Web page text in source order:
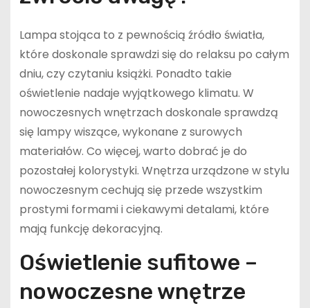
Lampa stojąca to z pewnością źródło światła,
które doskonale sprawdzi się do relaksu po całym
dniu, czy czytaniu książki. Ponadto takie
oświetlenie nadaje wyjątkowego klimatu. W
nowoczesnych wnętrzach doskonale sprawdzą
się lampy wiszące, wykonane z surowych
materiałów. Co więcej, warto dobrać je do
pozostałej kolorystyki. Wnętrza urządzone w stylu
nowoczesnym cechują się przede wszystkim
prostymi formami i ciekawymi detalami, które
mają funkcję dekoracyjną.
Oświetlenie sufitowe –
nowoczesne wnętrze